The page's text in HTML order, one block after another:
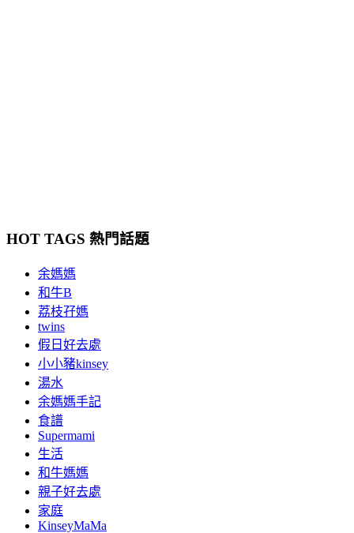
HOT TAGS 熱門話題
余媽媽
和牛B
荔枝孖媽
twins
假日好去處
小小豬kinsey
湯水
余媽媽手記
食譜
Supermami
生活
和牛媽媽
親子好去處
家庭
KinseyMaMa